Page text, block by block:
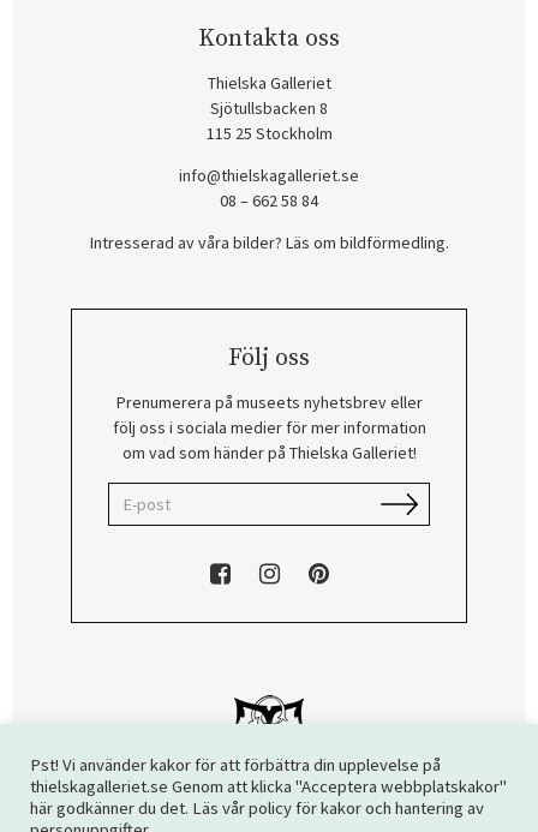
Kontakta oss
Thielska Galleriet
Sjötullsbacken 8
115 25 Stockholm
info@thielskagalleriet.se
08 – 662 58 84
Intresserad av våra bilder? Läs om bildförmedling.
Följ oss
Prenumerera på museets nyhetsbrev eller
följ oss i sociala medier för mer information
om vad som händer på Thielska Galleriet!
Copyright © 2026 Thielska Galleriet. Alla rättigheter reserverade.
Pst! Vi använder kakor för att förbättra din upplevelse på
thielskagalleriet.se Genom att klicka "Acceptera webbplatskakor"
här godkänner du det. Läs vår policy för kakor och hantering av